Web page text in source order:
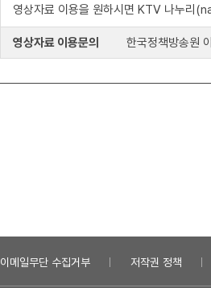
영상자료 이용을 원하시면 KTV 나누리
영상자료 이용문의 한국정책방송원
이메일무단 수집거부 저작권 정책